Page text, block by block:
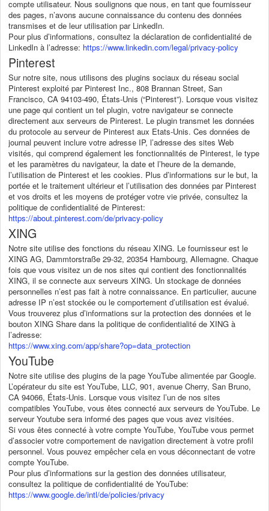
compte utilisateur. Nous soulignons que nous, en tant que fournisseur
des pages, n’avons aucune connaissance du contenu des données
transmises et de leur utilisation par LinkedIn.
Pour plus d’informations, consultez la déclaration de confidentialité de
LinkedIn à l’adresse: https://www.linkedin.com/legal/privacy-policy
Pinterest
Sur notre site, nous utilisons des plugins sociaux du réseau social
Pinterest exploité par Pinterest Inc., 808 Brannan Street, San
Francisco, CA 94103-490, États-Unis (“Pinterest”). Lorsque vous visitez
une page qui contient un tel plugin, votre navigateur se connecte
directement aux serveurs de Pinterest. Le plugin transmet les données
du protocole au serveur de Pinterest aux Etats-Unis. Ces données de
journal peuvent inclure votre adresse IP, l’adresse des sites Web
visités, qui comprend également les fonctionnalités de Pinterest, le type
et les paramètres du navigateur, la date et l’heure de la demande,
l’utilisation de Pinterest et les cookies. Plus d’informations sur le but, la
portée et le traitement ultérieur et l’utilisation des données par Pinterest
et vos droits et les moyens de protéger votre vie privée, consultez la
politique de confidentialité de Pinterest:
https://about.pinterest.com/de/privacy-policy
XING
Notre site utilise des fonctions du réseau XING. Le fournisseur est le
XING AG, Dammtorstraße 29-32, 20354 Hambourg, Allemagne. Chaque
fois que vous visitez un de nos sites qui contient des fonctionnalités
XING, il se connecte aux serveurs XING. Un stockage de données
personnelles n’est pas fait à notre connaissance. En particulier, aucune
adresse IP n’est stockée ou le comportement d’utilisation est évalué.
Vous trouverez plus d’informations sur la protection des données et le
bouton XING Share dans la politique de confidentialité de XING à
l’adresse:
https://www.xing.com/app/share?op=data_protection
YouTube
Notre site utilise des plugins de la page YouTube alimentée par Google.
L’opérateur du site est YouTube, LLC, 901, avenue Cherry, San Bruno,
CA 94066, États-Unis. Lorsque vous visitez l’un de nos sites
compatibles YouTube, vous êtes connecté aux serveurs de YouTube. Le
serveur Youtube sera informé des pages que vous avez visitées.
Si vous êtes connecté à votre compte YouTube, YouTube vous permet
d’associer votre comportement de navigation directement à votre profil
personnel. Vous pouvez empêcher cela en vous déconnectant de votre
compte YouTube.
Pour plus d’informations sur la gestion des données utilisateur,
consultez la politique de confidentialité de YouTube:
https://www.google.de/intl/de/policies/privacy